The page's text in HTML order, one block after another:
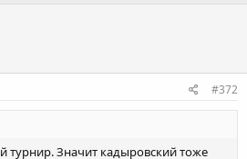
#372
турнир. Значит кадыровский тоже